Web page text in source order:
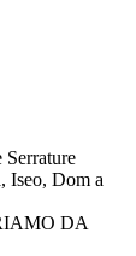
Serrature
Iseo, Dom a
DA